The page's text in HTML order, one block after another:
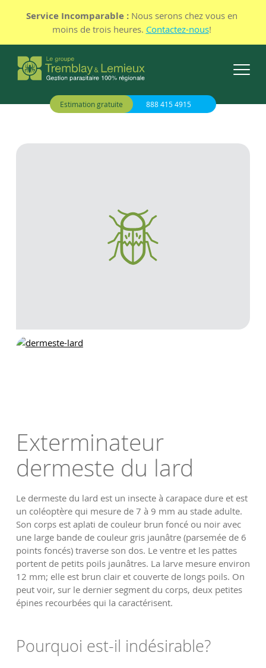
Service Incomparable : Nous serons chez vous en
moins de trois heures. Contactez-nous!
Estimation gratuite 888 415 4915
Exterminateur
dermeste du lard
Le dermeste du lard est un insecte à carapace dure et est
un coléoptère qui mesure de 7 à 9 mm au stade adulte.
Son corps est aplati de couleur brun foncé ou noir avec
une large bande de couleur gris jaunâtre (parsemée de 6
points foncés) traverse son dos. Le ventre et les pattes
portent de petits poils jaunâtres. La larve mesure environ
12 mm; elle est brun clair et couverte de longs poils. On
peut voir, sur le dernier segment du corps, deux petites
épines recourbées qui la caractérisent.
Pourquoi est-il indésirable?